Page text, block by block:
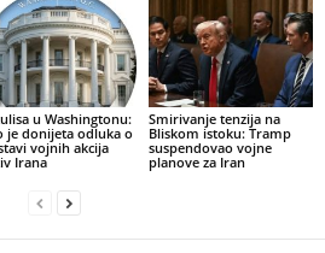
u Washingtonu:
je donijeta odluka o
vojnih akcija
Irana
Smirivanje tenzija na
Bliskom istoku: Tramp
suspendovao vojne
planove za Iran